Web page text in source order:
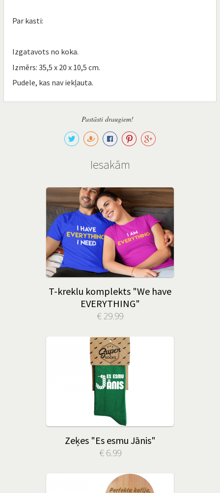
Par kasti:
Izgatavots no koka.
Izmērs: 35,5 x 20 x 10,5 cm.
Pudele, kas nav iekļauta.
Pastāsti draugiem!
Iesakām
T-kreklu komplekts "We have
EVERYTHING"
€ 29.99
Zeķes "Es esmu Jānis"
€ 6.99